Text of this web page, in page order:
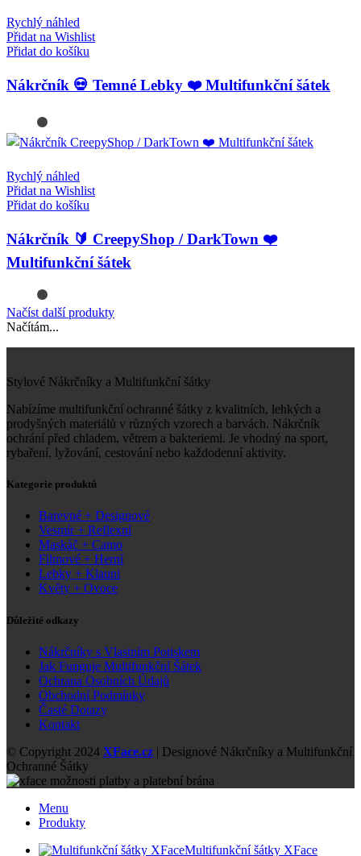
Rychlý náhled
Přidat na Wishlist
Přidat do košíku
Nákrčník 💀 Temné Lebky ❤️ Multifunkční šátek
Rychlý náhled
Přidat na Wishlist
Přidat do košíku
Nákrčník 🔰 CreepyShop / DarkTown ❤️
Multifunkční šátek
Načíst další produkty
Načítám...
Stylové Nákrčníky a Multifunkční šátky
Nabízíme multifunkční ochranné šátky z kvalitních, lehkých a
prodyšných materiálů v různých vzorech a barvách. Nákrčník
ochrání před chladem, větrem a bakteriemi. Je vhodný na sport,
rybaření, lyžování, cestování nebo každodenní aktivity.
Kategorie produktů
Barevné + Designové
Vesmír + Reflexní
Maskáč + Camo
Filmové + Herní
Lebky + Klauni
Květy + Ovoce
Důležité odkazy
Nákrčníky s Vlastním Potiskem
Jak Funguje Multifunkční Šátek
Ochrana Osobních Údajů
Obchodní Podmínky
Časté Dotazy
Kontakt
© Copyright 2024 XFace.cz | Designové Nákrčníky a Multifunkční
Ochranné Šátky
Menu
Produkty
Multifunkční šátky XFace